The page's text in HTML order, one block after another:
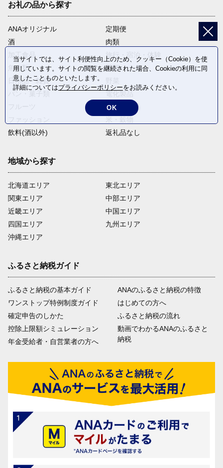
お礼の品から探す
ANAオリジナル
定期便
酒
肉類
加工食品
旅行・宿泊・体験
魚介類
麺類
日用品・雑貨
卵・乳製品
飲料(酒以外)
返礼品なし
地域から探す
北海道エリア
関東エリア
近畿エリア
四国エリア
沖縄エリア
東北エリア
中部エリア
中国エリア
九州エリア
ふるさと納税ガイド
ふるさと納税の基本ガイド
ワンストップ特例制度ガイド
確定申告のしかた
控除上限額シミュレーション
年金受給者・自営業者の方へ
ANAのふるさと納税の特徴
はじめての方へ
ふるさと納税の流れ
動画でわかるANAのふるさと
納税
当サイトでは、サイト利便性向上のため、クッキー（Cookie）を使
用しています。サイトの閲覧を継続された場合、Cookieの利用に同
意したことものといたします。
詳細についてはプライバシーポリシーをお読みください。
OK